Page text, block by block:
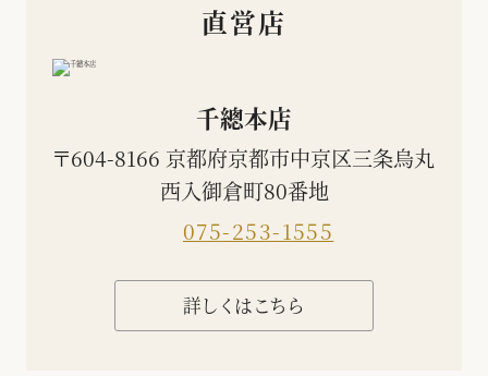
直営店
千總本店
〒604-8166 京都府京都市中京区三条烏丸
西入御倉町80番地
075-253-1555
詳しくはこちら